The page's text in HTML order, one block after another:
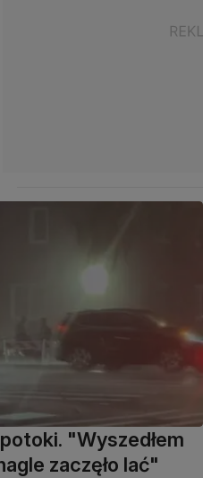
"Wyszedłem
zaczęło lać"